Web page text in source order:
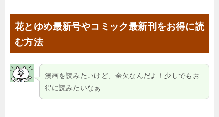
花とゆめ最新号やコミック最新刊をお得に読
む方法
漫画を読みたいけど、金欠なんだよ！少しでもお
得に読みたいなぁ